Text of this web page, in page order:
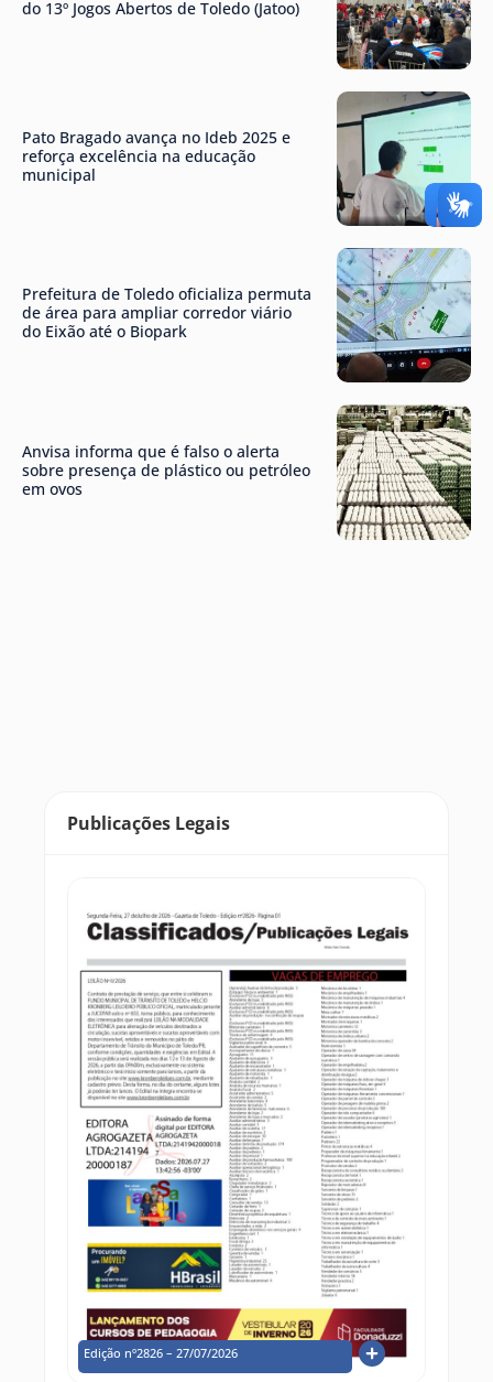
do 13º Jogos Abertos de Toledo (Jatoo)
Pato Bragado avança no Ideb 2025 e
reforça excelência na educação
municipal
Prefeitura de Toledo oficializa permuta
de área para ampliar corredor viário
do Eixão até o Biopark
Anvisa informa que é falso o alerta
sobre presença de plástico ou petróleo
em ovos
Publicações Legais
Edição nº2826 – 27/07/2026